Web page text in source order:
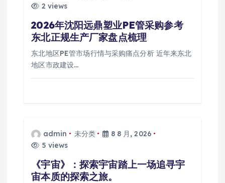
2 views
2026年沈阳远鼎塑业PE管采购参考
东北正规生产厂家盘点梳理
东北地区PE管市场行情与采购痛点分析 近年来东北
地区市政建设…
admin 未分类
8 8 月, 2026
5 views
《宇宙》：探索宇宙踏上一场追寻宇
宙本质的探索之旅。